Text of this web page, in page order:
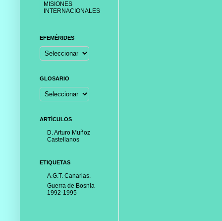
MISIONES
INTERNACIONALES
EFEMÉRIDES
GLOSARIO
ARTÍCULOS
D. Arturo Muñoz
Castellanos
ETIQUETAS
A.G.T. Canarias.
Guerra de Bosnia
1992-1995